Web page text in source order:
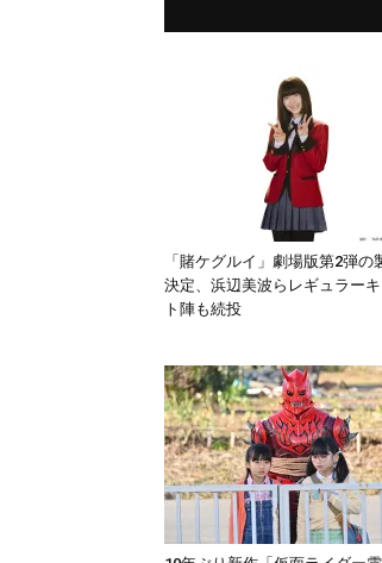
「賭ケグルイ」劇場版第2弾の
決定、浜辺美波らレギュラー
ト陣も続投